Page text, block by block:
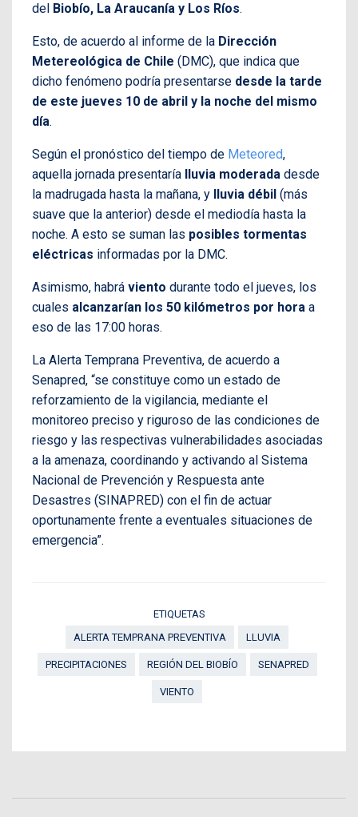
del Biobío, La Araucanía y Los Ríos.
Esto, de acuerdo al informe de la Dirección
Metereológica de Chile (DMC), que indica que
dicho fenómeno podría presentarse desde la tarde
de este jueves 10 de abril y la noche del mismo
día.
Según el pronóstico del tiempo de Meteored,
aquella jornada presentaría lluvia moderada desde
la madrugada hasta la mañana, y lluvia débil (más
suave que la anterior) desde el mediodía hasta la
noche. A esto se suman las posibles tormentas
eléctricas informadas por la DMC.
Asimismo, habrá viento durante todo el jueves, los
cuales alcanzarían los 50 kilómetros por hora a
eso de las 17:00 horas.
La Alerta Temprana Preventiva, de acuerdo a
Senapred, “se constituye como un estado de
reforzamiento de la vigilancia, mediante el
monitoreo preciso y riguroso de las condiciones de
riesgo y las respectivas vulnerabilidades asociadas
a la amenaza, coordinando y activando al Sistema
Nacional de Prevención y Respuesta ante
Desastres (SINAPRED) con el fin de actuar
oportunamente frente a eventuales situaciones de
emergencia”.
ETIQUETAS
ALERTA TEMPRANA PREVENTIVA
LLUVIA
PRECIPITACIONES REGIÓN DEL BIOBÍO SENAPRED
VIENTO